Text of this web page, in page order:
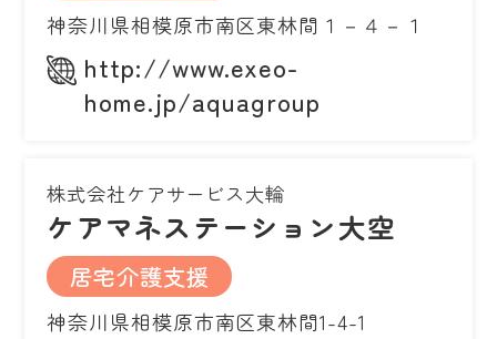
神奈川県相模原市南区東林間１－４－１
http://www.exeo-
home.jp/aquagroup
株式会社ケアサービス大輪
ケアマネステーション大空
居宅介護支援
神奈川県相模原市南区東林間1-4-1